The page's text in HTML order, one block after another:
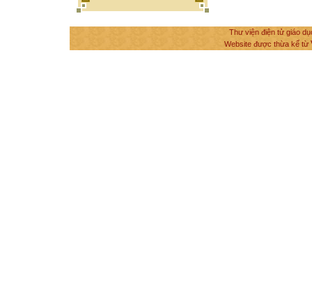
Thư viện điện tử giáo
Website được thừa kế từ